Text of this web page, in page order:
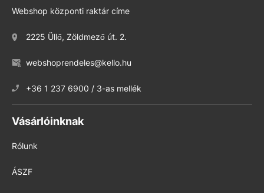
Webshop központi raktár címe
2225 Üllő, Zöldmező út. 2.
webshoprendeles@kello.hu
+36 1 237 6900 / 3-as mellék
Vásárlóinknak
Rólunk
ÁSZF